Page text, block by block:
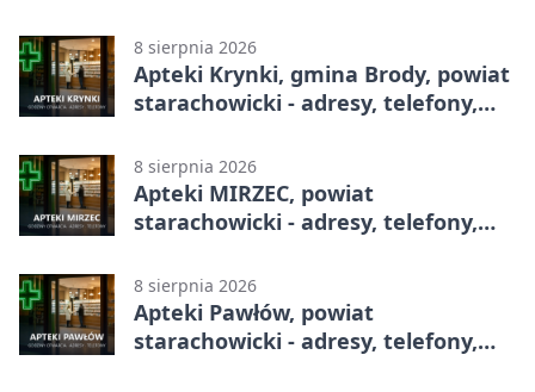
8 sierpnia 2026
Apteki Krynki, gmina Brody, powiat
starachowicki - adresy, telefony,
8 sierpnia 2026
Apteki MIRZEC, powiat
starachowicki - adresy, telefony,
8 sierpnia 2026
Apteki Pawłów, powiat
starachowicki - adresy, telefony,